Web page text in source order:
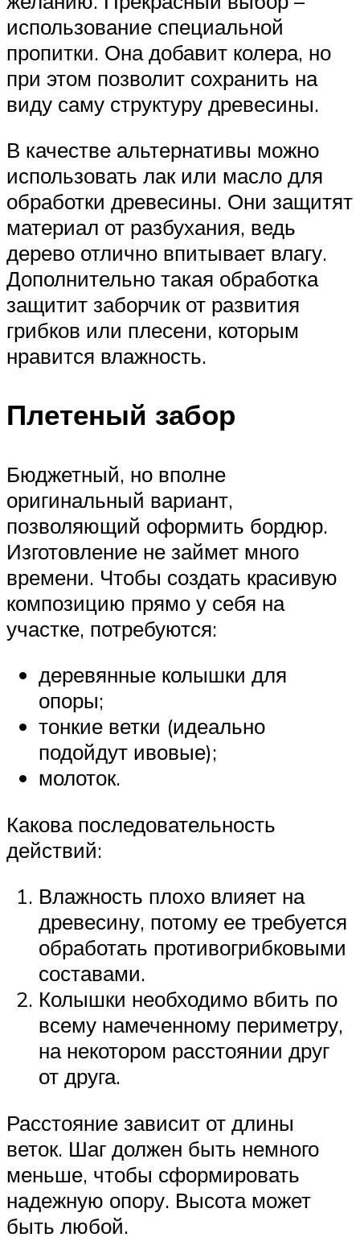
использование специальной
пропитки. Она добавит колера, но
при этом позволит сохранить на
виду саму структуру древесины.
В качестве альтернативы можно
использовать лак или масло для
обработки древесины. Они защитят
материал от разбухания, ведь
дерево отлично впитывает влагу.
Дополнительно такая обработка
защитит заборчик от развития
грибков или плесени, которым
нравится влажность.
Плетеный забор
Бюджетный, но вполне
оригинальный вариант,
позволяющий оформить бордюр.
Изготовление не займет много
времени. Чтобы создать красивую
композицию прямо у себя на
участке, потребуются:
деревянные колышки для
опоры;
тонкие ветки (идеально
подойдут ивовые);
молоток.
Какова последовательность
действий:
Влажность плохо влияет на
древесину, потому ее требуется
обработать противогрибковыми
составами.
Колышки необходимо вбить по
всему намеченному периметру,
на некотором расстоянии друг
от друга.
Расстояние зависит от длины
веток. Шаг должен быть немного
меньше, чтобы сформировать
надежную опору. Высота может
быть любой.